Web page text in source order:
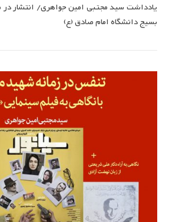
یادداشت سید مجتبی امین جواهری/ انتشار در ماهنامه حیات / آبان 99 /
بسیج دانشگاه امام صادق (ع)